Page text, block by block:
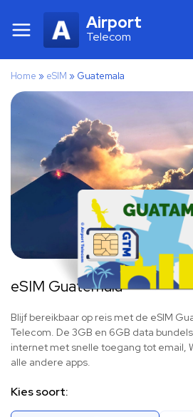
Airport
Telecom
Home » eSIM » Guatemala
eSIM Guatemala
Blijf bereikbaar op reis met de eSIM
Telecom. De 3GB en 6GB data
internet met snelle toegang tot email,
alle andere apps.
Kies soort: